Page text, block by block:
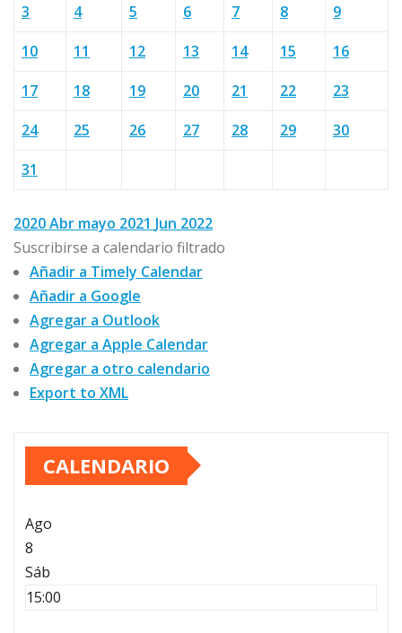
3
4 5 6 7 8
9
10
11 12 13 14 15
16
17
18 19 20 21 22
23
24
25 26 27 28 29
30
31
2020Abr mayo 2021 Jun 2022
Suscribirse a calendario filtrado
Añadir a Timely Calendar
Añadir a Google
Agregar a Outlook
Agregar a Apple Calendar
Agregar a otro calendario
Export to XML
CALENDARIO
Ago
8
Sáb
15:00